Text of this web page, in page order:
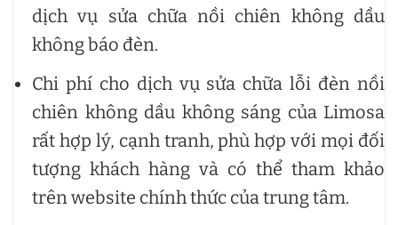
dịch vụ sửa chữa nồi chiên không dầu
không báo đèn.
Chi phí cho dịch vụ sửa chữa lỗi đèn nồi
chiên không dầu không sáng của Limosa
rất hợp lý, cạnh tranh, phù hợp với mọi đối
tượng khách hàng và có thể tham khảo
trên website chính thức của trung tâm.